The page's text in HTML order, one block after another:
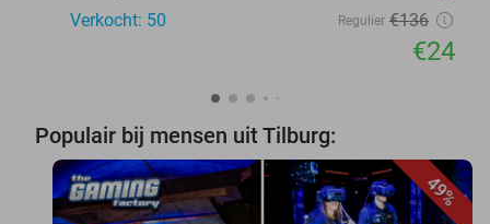
Verkocht: 50 Regulier €136
€24
Populair bij mensen uit Tilburg:
49%